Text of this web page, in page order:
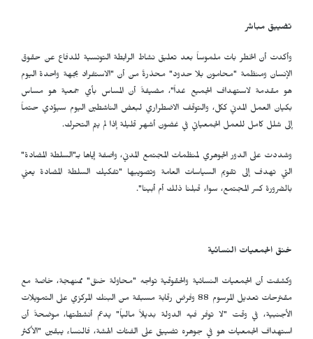
تضييق مباشر
وأكدت أن الخطر بات ملموساً بعد تعليق نشاط الرابطة التونسية للدفاع عن حقوق
الإنسان ومنظمة "محامون بلا حدود" محذرةً من أن "الاستفراد بجهة واحدة اليوم
هو مقدمة لاستهداف الجميع غداً"، مضيفةً أن المساس بأي جمعية هو مساس
بكيان العمل المدني ككل، والتوقف الاضطراري لبعض الناشطين اليوم سيؤدي حتماً
إلى شلل كامل للعمل الجمعياتي في غضون أشهر قليلة إذا لم يتم التحرك.
وشددت على الدور الجوهري لمنظمات المجتمع المدني، واصفة إياها بـ"السلطة المضادة"
التي تهدف إلى تقويم السياسات العامة وتصويبها "تفكيك السلطة المضادة يعني
بالضرورة كسر المجتمع، سواء قبلنا ذلك أم أبينا".
خنق الجمعيات النسائية
وكشفت أن الجمعيات النسائية والحقوقية تواجه "محاولة خنق" ممنهجة، خاصة مع
مقترحات تعديل المرسوم 88 وفرض رقابة مسبقة من البنك المركزي على التمويلات
الأجنبية، في وقت "لا توفر فيه الدولة بديلاً مالياً" يدعم أنشطتها، موضحةً أن
استهداف الجمعيات هو في جوهره تضييق على الفئات الهشة، فالنساء يبقين "الأكثر